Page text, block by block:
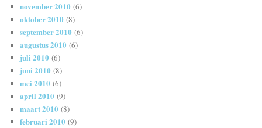
november 2010 (6)
oktober 2010 (8)
september 2010 (6)
augustus 2010 (6)
juli 2010 (6)
juni 2010 (8)
mei 2010 (6)
april 2010 (9)
maart 2010 (8)
februari 2010 (9)